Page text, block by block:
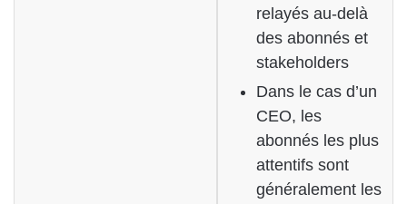
relayés au-delà
des abonnés et
stakeholders
Dans le cas d’un
CEO, les
abonnés les plus
attentifs sont
généralement les